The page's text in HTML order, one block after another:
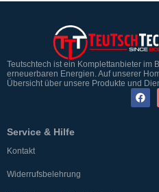
Teutschtech ist ein Komplettanbieter im
erneuerbaren Energien. Auf unserer
Übersicht über unsere Produkte und
Service & Hilfe
Kontakt
Widerrufsbelehrung